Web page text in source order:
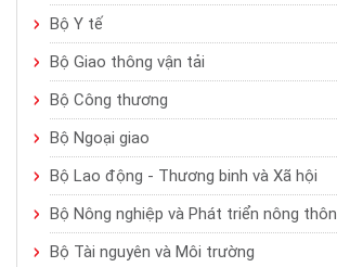
Bộ Y tế
Bộ Giao thông vận tải
Bộ Công thương
Bộ Ngoại giao
Bộ Lao động - Thương binh và Xã hội
Bộ Nông nghiệp và Phát triển nông thôn
Bộ Tài nguyên và Môi trường